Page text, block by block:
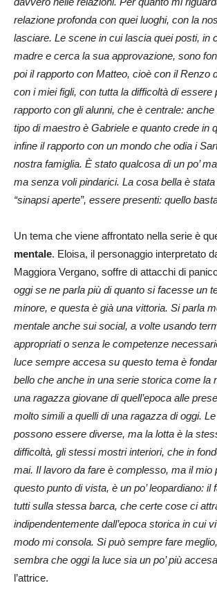
relazione profonda con quei luoghi, con la
lasciare. Le scene in cui lascia quei posti, in
madre e cerca la sua approvazione, sono
poi il rapporto con Matteo, cioè con il Renzo
con i miei figli, con tutta la difficoltà di essere
rapporto con gli alunni, che è centrale:
tipo di maestro è Gabriele e quanto crede in
infine il rapporto con un mondo che odia i
nostra famiglia. È stato qualcosa di un po’
ma senza voli pindarici. La cosa bella è
“sinapsi aperte”, essere presenti: quello
Un tema che viene affrontato nella serie è
mentale. Eloisa, il personaggio interpretato
Maggiora Vergano, soffre di attacchi di
oggi se ne parla più di quanto si facesse un
minore, e questa è già una vittoria. Si parla
mentale anche sui social, a volte usando
appropriati o senza le competenze
luce sempre accesa su questo tema è
bello che anche in una serie storica come la
una ragazza giovane di quell’epoca alle
molto simili a quelli di una ragazza di oggi.
possono essere diverse, ma la lotta è la
difficoltà, gli stessi mostri interiori, che in
mai. Il lavoro da fare è complesso, ma il mio
questo punto di vista, è un po’ leopardiano: il
tutti sulla stessa barca, che certe cose ci
indipendentemente dall’epoca storica in cui
modo mi consola. Si può sempre fare
sembra che oggi la luce sia un po’ più accesa
l’attrice.